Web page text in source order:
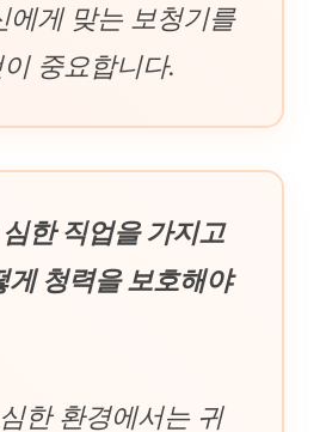
에게 맞는 보청기를
중요합니다.
한 직업을 가지고
게 청력을 보호해야
한 환경에서는 귀